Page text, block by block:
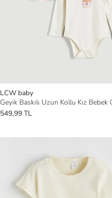
LCW baby
549,99 TL